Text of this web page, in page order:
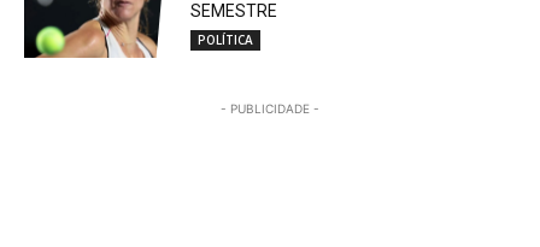
SEMESTRE
POLÍTICA
- PUBLICIDADE -